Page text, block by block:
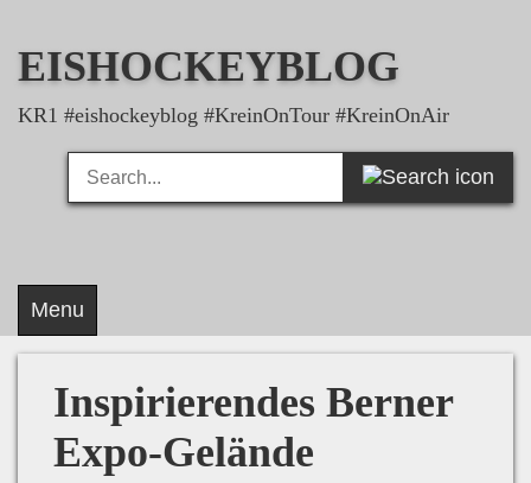
content
EISHOCKEYBLOG
KR1 #eishockeyblog #KreinOnTour #KreinOnAir
Search
for:
Search
Menu
Inspirierendes Berner
Expo-Gelände